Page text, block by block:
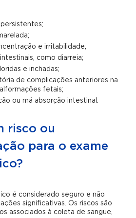
e irritabilidade;
como diarreia;
e inchadas;
de complicações anteriores na
fetais;
ou má absorção intestinal.
risco ou
para o exame
é considerado seguro e não
significativas. Os riscos são
associados à coleta de sangue,